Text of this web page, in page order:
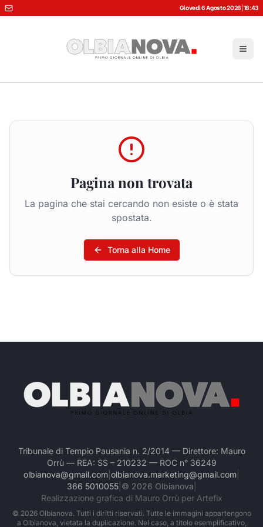
Giovedì 6 Agosto 2026 18:43
Pagina non trovata
La pagina che stai cercando non esiste o è stata
spostata.
Torna alla Home
Tribunale di Tempio Pausania n. 2/2014 — Direttore: Mauro
Orrù — REA: SS – 210232 — ROC n° 36249
olbianova@gmail.com olbianova.marketing@gmail.com
366 5010055| © 2026 Olbianova
Realizzazione grafica di Mauro Orrù per Artefix
© 2026Olbianova. Tutti i diritti riservati. Tutte le immagini appartengono
a Olbianova, vietata la duplicazione. Nel caso, a titolo esemplificativo,